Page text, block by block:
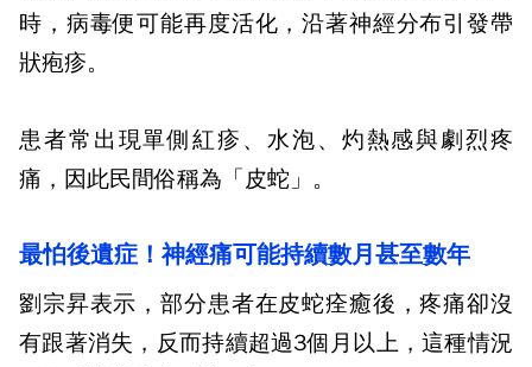
時，病毒便可能再度活化，沿著神經分布引發帶
狀疱疹。
患者常出現單側紅疹、水泡、灼熱感與劇烈疼
痛，因此民間俗稱為「皮蛇」。
最怕後遺症！神經痛可能持續數月甚至數年
劉宗昇表示，部分患者在皮蛇痊癒後，疼痛卻沒
有跟著消失，反而持續超過3個月以上，這種情況